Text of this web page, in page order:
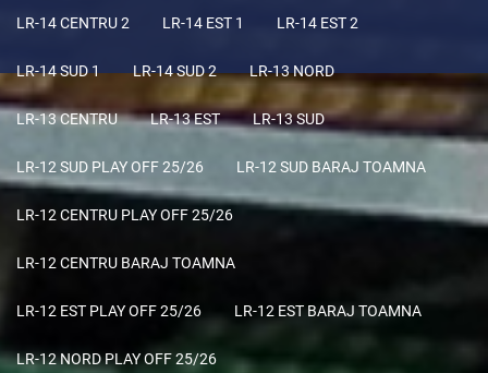
LR-14 CENTRU 2 LR-14 EST 1 LR-14 EST 2
LR-14 SUD 1 LR-14 SUD 2 LR-13 NORD
LR-13 CENTRU LR-13 EST LR-13 SUD
LR-12 SUD PLAY OFF 25/26 LR-12 SUD BARAJ TOAMNA
LR-12 CENTRU PLAY OFF 25/26
LR-12 CENTRU BARAJ TOAMNA
LR-12 EST PLAY OFF 25/26 LR-12 EST BARAJ TOAMNA
LR-12 NORD PLAY OFF 25/26